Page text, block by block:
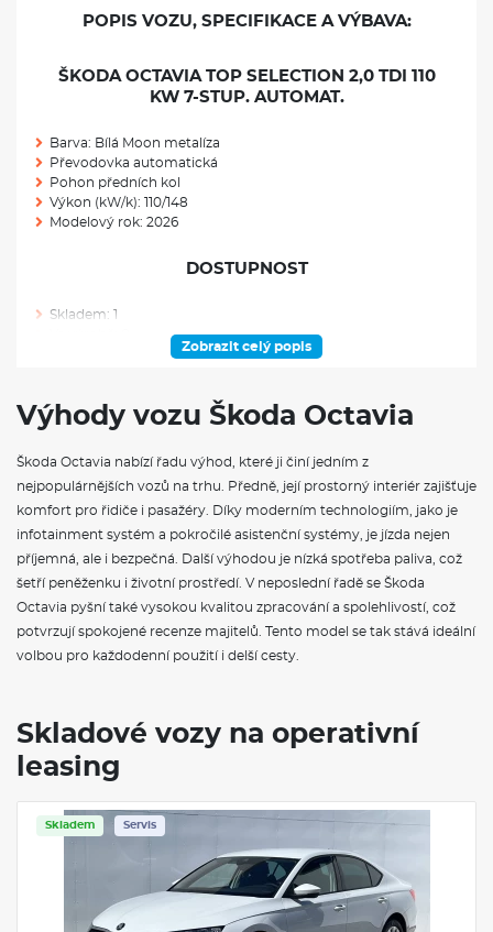
POPIS VOZU, SPECIFIKACE A VÝBAVA:
ŠKODA OCTAVIA TOP SELECTION 2,0 TDI 110
KW 7-STUP. AUTOMAT.
Barva: Bílá Moon metalíza
Převodovka automatická
Pohon předních kol
Výkon (kW/k): 110/148
Modelový rok: 2026
DOSTUPNOST
Skladem: 1
Rezervní kolo (neplnohodnotné)
Adaptér zásuvky tažného zařízení
Tažné zařízení sklopné - elektronicky odjistitelné
Volba jízdního režimu
Top LED zadní světla s animovanými ukazateli směru jízdy
Business paket top
VÝBAVA VE VÝBAVA STUPNI
Rozpoznávání dopravních značek s hlídáním rychlosti
Vnitřní zpětné zrcátko s automatickým stmíváním
Elektrické ovládání oken vpředu a vzadu
Dvouzónová klimatizace Climatronic
Textilní koberce vpředu a vzadu
Vyhřívané čelní sklo
Dekorativní obložení palubní desky Mutant Cocoon Silver
Sluneční clony s osvětleným kosmetickým zrcátkem na
straně řidiče a spolujezdce
Zobrazit celý popis
Výhody vozu Škoda Octavia
Škoda Octavia nabízí řadu výhod, které ji činí jedním z
nejpopulárnějších vozů na trhu. Předně, její prostorný interiér zajišťuje
komfort pro řidiče i pasažéry. Díky moderním technologiím, jako je
infotainment systém a pokročilé asistenční systémy, je jízda nejen
příjemná, ale i bezpečná. Další výhodou je nízká spotřeba paliva, což
šetří peněženku i životní prostředí. V neposlední řadě se Škoda
Octavia pyšní také vysokou kvalitou zpracování a spolehlivostí, což
potvrzují spokojené recenze majitelů. Tento model se tak stává ideální
volbou pro každodenní použití i delší cesty.
Skladové vozy na operativní
leasing
Skladem Servis